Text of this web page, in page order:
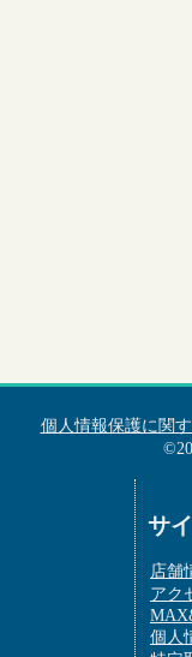
個人情報保護に関
サ
店舗
アク
個人